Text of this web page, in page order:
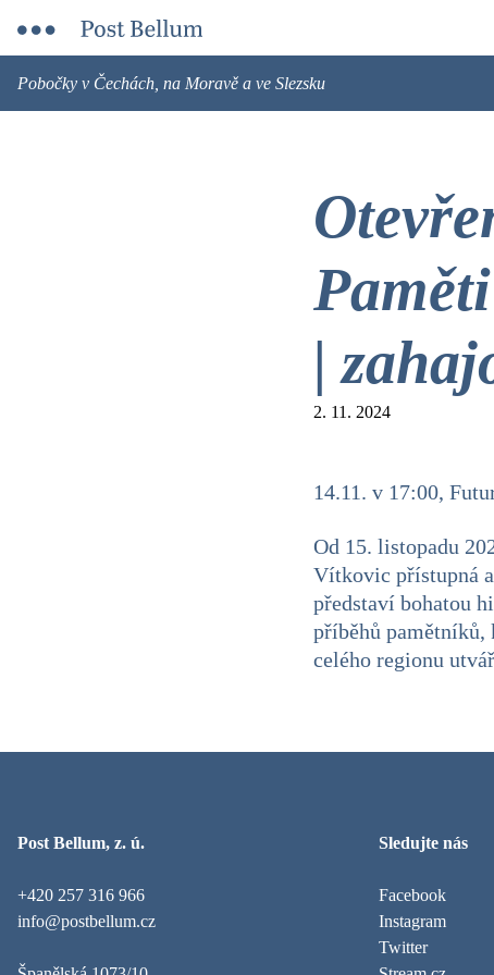
Pobočky v Čechách, na Moravě a ve Slezsku
|
2. 11. 2024
14.11. v 17:00,
Od 15. listopadu
Vítkovic přístupná
představí bohatou
příběhů pamětníků,
celého regionu
Post Bellum, z. ú.
+420 257 316 966
info@postbellum.cz
Sledujte nás
Facebook
Instagram
Twitter